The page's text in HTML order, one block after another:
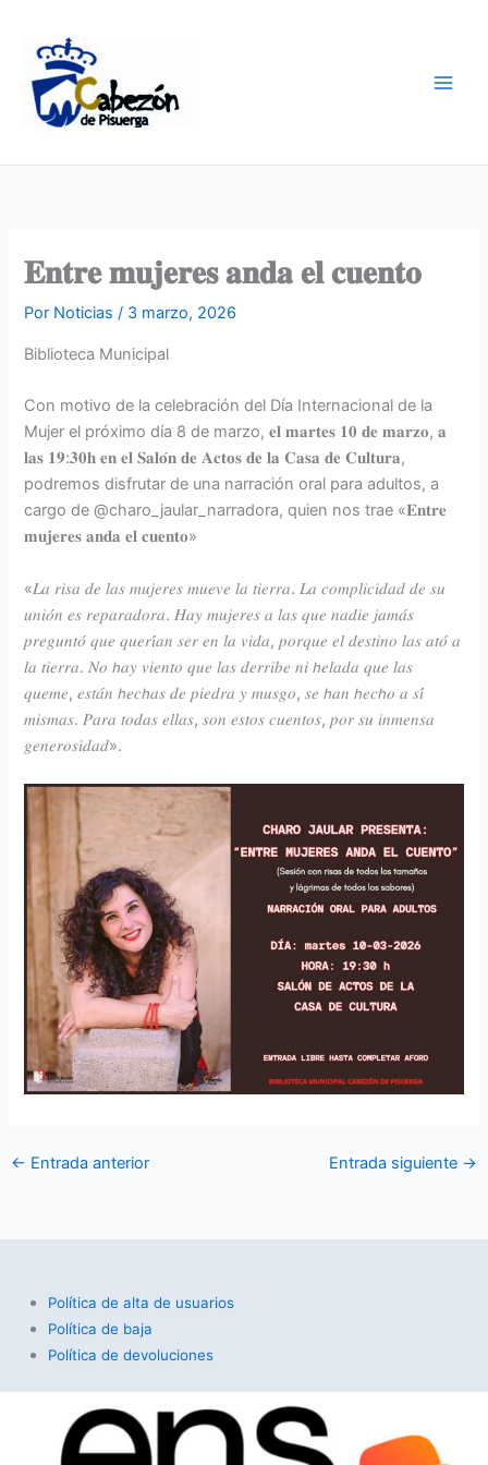
contenido
𝐄𝐧𝐭𝐫𝐞 𝐦𝐮𝐣𝐞𝐫𝐞𝐬 𝐚𝐧𝐝𝐚 𝐞𝐥 𝐜𝐮𝐞𝐧𝐭𝐨
Por Noticias/ 3 marzo, 2026
Biblioteca Municipal
Con motivo de la celebración del Día Internacional de la
Mujer el próximo día 8 de marzo, 𝐞𝐥 𝐦𝐚𝐫𝐭𝐞𝐬 𝟏𝟎 𝐝𝐞 𝐦𝐚𝐫𝐳𝐨, 𝐚
𝐥𝐚𝐬 𝟏𝟗:𝟑𝟎𝐡 𝐞𝐧 𝐞𝐥 𝐒𝐚𝐥𝐨́𝐧 𝐝𝐞 𝐀𝐜𝐭𝐨𝐬 𝐝𝐞 𝐥𝐚 𝐂𝐚𝐬𝐚 𝐝𝐞 𝐂𝐮𝐥𝐭𝐮𝐫𝐚,
podremos disfrutar de una narración oral para adultos, a
cargo de @charo_jaular_narradora, quien nos trae «𝐄𝐧𝐭𝐫𝐞
𝐦𝐮𝐣𝐞𝐫𝐞𝐬 𝐚𝐧𝐝𝐚 𝐞𝐥 𝐜𝐮𝐞𝐧𝐭𝐨»
«𝐿𝑎 𝑟𝑖𝑠𝑎 𝑑𝑒 𝑙𝑎𝑠 𝑚𝑢𝑗𝑒𝑟𝑒𝑠 𝑚𝑢𝑒𝑣𝑒 𝑙𝑎 𝑡𝑖𝑒𝑟𝑟𝑎. 𝐿𝑎 𝑐𝑜𝑚𝑝𝑙𝑖𝑐𝑖𝑑𝑎𝑑 𝑑𝑒 𝑠𝑢
𝑢𝑛𝑖𝑜́𝑛 𝑒𝑠 𝑟𝑒𝑝𝑎𝑟𝑎𝑑𝑜𝑟𝑎. 𝐻𝑎𝑦 𝑚𝑢𝑗𝑒𝑟𝑒𝑠 𝑎 𝑙𝑎𝑠 𝑞𝑢𝑒 𝑛𝑎𝑑𝑖𝑒 𝑗𝑎𝑚𝑎́𝑠
𝑝𝑟𝑒𝑔𝑢𝑛𝑡𝑜́ 𝑞𝑢𝑒 𝑞𝑢𝑒𝑟𝑖́𝑎𝑛 𝑠𝑒𝑟 𝑒𝑛 𝑙𝑎 𝑣𝑖𝑑𝑎, 𝑝𝑜𝑟𝑞𝑢𝑒 𝑒𝑙 𝑑𝑒𝑠𝑡𝑖𝑛𝑜 𝑙𝑎𝑠 𝑎𝑡𝑜́ 𝑎
𝑙𝑎 𝑡𝑖𝑒𝑟𝑟𝑎. 𝑁𝑜 𝘩𝑎𝑦 𝑣𝑖𝑒𝑛𝑡𝑜 𝑞𝑢𝑒 𝑙𝑎𝑠 𝑑𝑒𝑟𝑟𝑖𝑏𝑒 𝑛𝑖 𝘩𝑒𝑙𝑎𝑑𝑎 𝑞𝑢𝑒 𝑙𝑎𝑠
𝑞𝑢𝑒𝑚𝑒, 𝑒𝑠𝑡𝑎́𝑛 𝘩𝑒𝑐𝘩𝑎𝑠 𝑑𝑒 𝑝𝑖𝑒𝑑𝑟𝑎 𝑦 𝑚𝑢𝑠𝑔𝑜, 𝑠𝑒 𝘩𝑎𝑛 𝘩𝑒𝑐𝘩𝑜 𝑎 𝑠𝑖́
𝑚𝑖𝑠𝑚𝑎𝑠. 𝑃𝑎𝑟𝑎 𝑡𝑜𝑑𝑎𝑠 𝑒𝑙𝑙𝑎𝑠, 𝑠𝑜𝑛 𝑒𝑠𝑡𝑜𝑠 𝑐𝑢𝑒𝑛𝑡𝑜𝑠, 𝑝𝑜𝑟 𝑠𝑢 𝑖𝑛𝑚𝑒𝑛𝑠𝑎
𝑔𝑒𝑛𝑒𝑟𝑜𝑠𝑖𝑑𝑎𝑑».
← Entrada anterior Entrada siguiente →
Política de alta de usuarios
Política de baja
Política de devoluciones